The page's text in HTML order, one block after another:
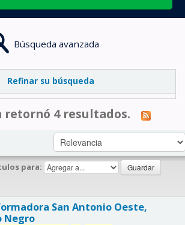
Búsqueda avanzada
Refinar su búsqueda
retornó 4 resultados.
para:
San Antonio Oeste,
Negro